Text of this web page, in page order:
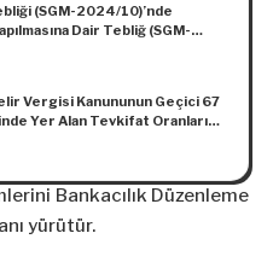
(SGM-2024/10)’nde
Dair Tebliğ (SGM-
Vergisi Kanununun Geçici 67
Yer Alan Tevkifat Oranları
Bankacılık Düzenleme
yürütür.